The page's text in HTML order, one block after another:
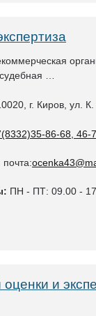
…
г. Киров, ул.
86-68, 46-
почта:
ПН - ПТ: 09.00 -
и